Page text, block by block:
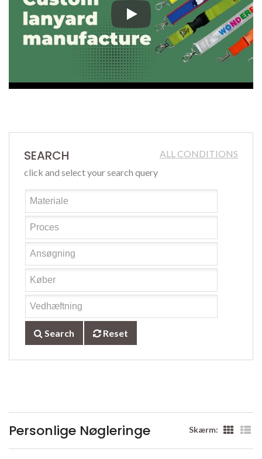
Boost din brand synlighed
ALL CONDITIONS
SEARCH
click and select your search query
Search Reset
Personlige Nøgleringe Skærm: